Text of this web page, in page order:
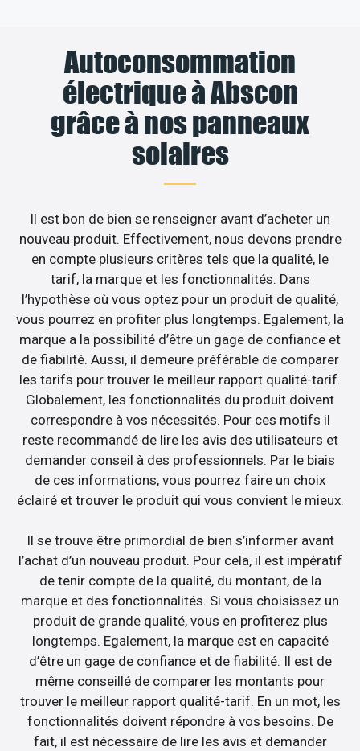
Autoconsommation
électrique à Abscon
grâce à nos panneaux
solaires
Il est bon de bien se renseigner avant d’acheter un
nouveau produit. Effectivement, nous devons prendre
en compte plusieurs critères tels que la qualité, le
tarif, la marque et les fonctionnalités. Dans
l’hypothèse où vous optez pour un produit de qualité,
vous pourrez en profiter plus longtemps. Egalement, la
marque a la possibilité d’être un gage de confiance et
de fiabilité. Aussi, il demeure préférable de comparer
les tarifs pour trouver le meilleur rapport qualité-tarif.
Globalement, les fonctionnalités du produit doivent
correspondre à vos nécessités. Pour ces motifs il
reste recommandé de lire les avis des utilisateurs et
demander conseil à des professionnels. Par le biais
de ces informations, vous pourrez faire un choix
éclairé et trouver le produit qui vous convient le mieux.
Il se trouve être primordial de bien s’informer avant
l’achat d’un nouveau produit. Pour cela, il est impératif
de tenir compte de la qualité, du montant, de la
marque et des fonctionnalités. Si vous choisissez un
produit de grande qualité, vous en profiterez plus
longtemps. Egalement, la marque est en capacité
d’être un gage de confiance et de fiabilité. Il est de
même conseillé de comparer les montants pour
trouver le meilleur rapport qualité-tarif. En un mot, les
fonctionnalités doivent répondre à vos besoins. De
fait, il est nécessaire de lire les avis et demander